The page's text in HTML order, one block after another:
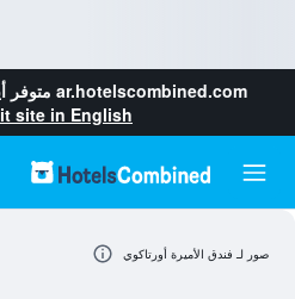
ar.hotelscombined.com متوفر
site in English
صور لـ فندق الأميرة أورتاكوي